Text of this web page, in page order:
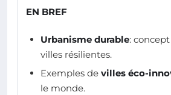
EN BREF
Urbanisme durable:
villes résilientes.
Exemples de villes éco-
le monde.